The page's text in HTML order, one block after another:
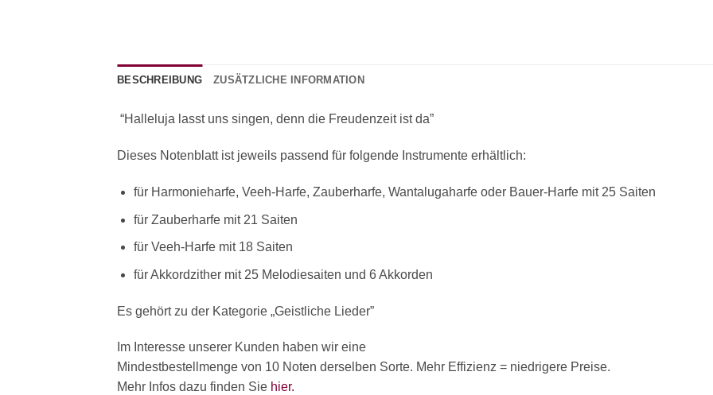
BESCHREIBUNG ZUSÄTZLICHE INFORMATION
“Halleluja lasst uns singen, denn die Freudenzeit ist da”
Dieses Notenblatt ist jeweils passend für folgende Instrumente erhältlich:
für Harmonieharfe, Veeh-Harfe, Zauberharfe, Wantalugaharfe oder Bauer-Harfe mit 25 Saiten
für Zauberharfe mit 21 Saiten
für Veeh-Harfe mit 18 Saiten
für Akkordzither mit 25 Melodiesaiten und 6 Akkorden
Es gehört zu der Kategorie „Geistliche Lieder”
Im Interesse unserer Kunden haben wir eine
Mindestbestellmenge von 10 Noten derselben Sorte. Mehr Effizienz = niedrigere Preise.
Mehr Infos dazu finden Sie hier.